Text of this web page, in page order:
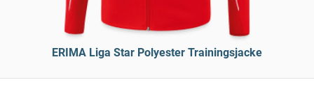
ERIMA Liga Star Polyester Trainingsjacke